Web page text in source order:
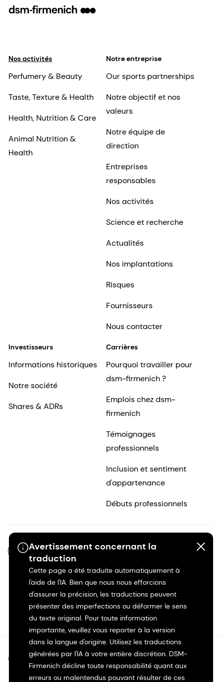
Avertissement concernant la
traduction
Cette page a été traduite automatiquement à
l'aide de l'IA. Bien que nous nous efforcions
d'assurer la précision, les traductions peuvent
présenter des imperfections ou déformer le sens
du texte original. Pour toute information
importante, veuillez vous reporter à la version
dans la langue d'origine. Utilisez les traductions
générées par l'IA à votre entière discrétion. DSM-
Firmenich décline toute responsabilité quant aux
erreurs ou malentendus pouvant résulter de ces
Nos activités
Perfumery & Beauty
Taste, Texture & Health
Health, Nutrition & Care
Animal Nutrition &
Health
Notre entreprise
Our sports partnerships
Notre objectif et nos
valeurs
Notre équipe de
direction
Entreprises
responsables
Nos activités
Science et recherche
Actualités
Nos implantations
Risques
Fournisseurs
Nous contacter
Investisseurs
Informations historiques
Notre société
Shares & ADRs
Carrières
Pourquoi travailler pour
dsm-firmenich ?
Emplois chez dsm-
firmenich
Témoignages
professionnels
Inclusion et sentiment
d'appartenance
Débuts professionnels
FR-FR
©2026 dsm-firmenich. Tous droits réservés.